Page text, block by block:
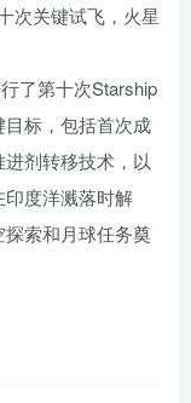
次关键试飞，火星
了第十次Starship
标，包括首次成
剂转移技术，以
度洋溅落时解
索和月球任务奠